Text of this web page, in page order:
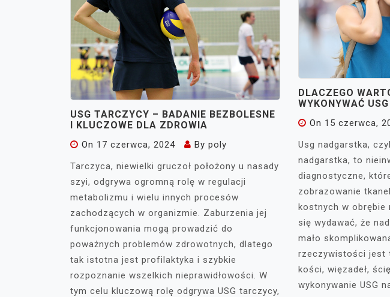
USG TARCZYCY – BADANIE BEZBOLESNE
I KLUCZOWE DLA ZDROWIA
On 17 czerwca, 2024 By poly
Tarczyca, niewielki gruczoł położony u nasady
szyi, odgrywa ogromną rolę w regulacji
metabolizmu i wielu innych procesów
zachodzących w organizmie. Zaburzenia jej
funkcjonowania mogą prowadzić do
poważnych problemów zdrowotnych, dlatego
tak istotna jest profilaktyka i szybkie
rozpoznanie wszelkich nieprawidłowości. W
tym celu kluczową rolę odgrywa USG tarczycy,
DLACZEGO
WYKONYWAĆ
On 15 czerwca,
Usg nadgarstka,
nadgarstka, to
diagnostyczne,
zobrazowanie
kostnych w obrębie
się wydawać, że
mało
rzeczywistości jest
kości, więzadeł,
wykonywanie USG